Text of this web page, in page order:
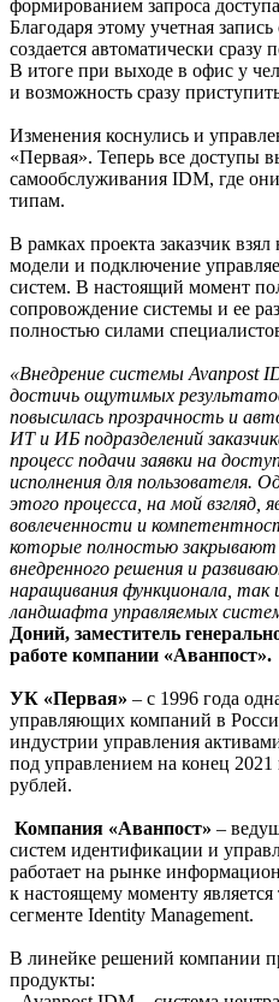
формированием запроса
Благодаря этому учетная
создается автоматически
В итоге при выходе в офис у
и возможность сразу
Изменения коснулись и
«Первая». Теперь все доступы
самообслуживания IDM, где
типам.
В рамках проекта заказчик
модели и подключение
систем. В настоящий момент
сопровождение системы и ее
полностью силами
«Внедрение системы Avanpost
достичь ощутимых
повысилась прозрачность и
ИТ и ИБ подразделений
процесс подачи заявки на
исполнения для пользователя.
этого процесса, на мой взгляд,
вовлеченности и
которые полностью закрывают
внедренного решения и
наращивания функционала, так
ландшафта управляемых
Доний, заместитель
работе компании «Аванпост».
УК «Первая» – с 1996 года
управляющих компаний в
индустрии управления
под управлением на конец 2021
рублей.
Компания «Аванпост» –
систем идентификации и
работает на рынке
к настоящему моменту
сегменте Identity Management.
В линейке решений компании
продукты: